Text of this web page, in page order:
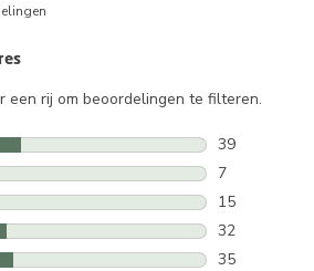
een rij om beoordelingen te filteren.
39
39
7
7
15
15
32
32
35